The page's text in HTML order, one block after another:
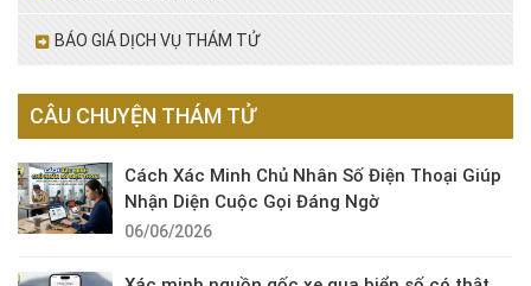
BÁO GIÁ DỊCH VỤ THÁM TỬ
CÂU CHUYỆN THÁM TỬ
Cách Xác Minh Chủ Nhân Số Điện Thoại Giúp
Nhận Diện Cuộc Gọi Đáng Ngờ
06/06/2026